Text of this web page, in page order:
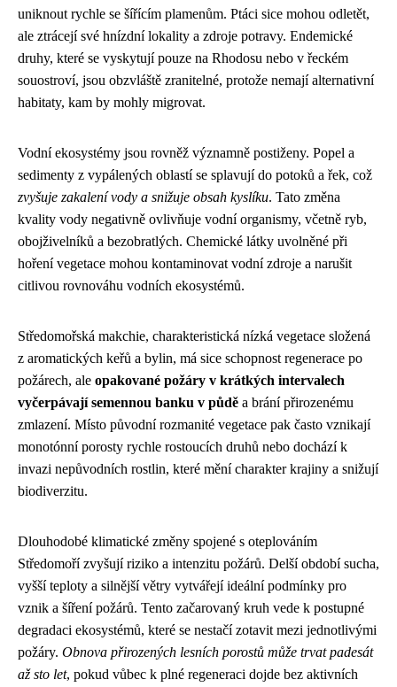
uniknout rychle se šířícím plamenům. Ptáci sice mohou odletět,
ale ztrácejí své hnízdní lokality a zdroje potravy. Endemické
druhy, které se vyskytují pouze na Rhodosu nebo v řeckém
souostroví, jsou obzvláště zranitelné, protože nemají alternativní
habitaty, kam by mohly migrovat.
Vodní ekosystémy jsou rovněž významně postiženy. Popel a
sedimenty z vypálených oblastí se splavují do potoků a řek, což
zvyšuje zakalení vody a snižuje obsah kyslíku. Tato změna
kvality vody negativně ovlivňuje vodní organismy, včetně ryb,
obojživelníků a bezobratlých. Chemické látky uvolněné při
hoření vegetace mohou kontaminovat vodní zdroje a narušit
citlivou rovnováhu vodních ekosystémů.
Středomořská makchie, charakteristická nízká vegetace složená
z aromatických keřů a bylin, má sice schopnost regenerace po
požárech, ale opakované požáry v krátkých intervalech
vyčerpávají semennou banku v půdě a brání přirozenému
zmlazení. Místo původní rozmanité vegetace pak často vznikají
monotónní porosty rychle rostoucích druhů nebo dochází k
invazi nepůvodních rostlin, které mění charakter krajiny a snižují
biodiverzitu.
Dlouhodobé klimatické změny spojené s oteplováním
Středomoří zvyšují riziko a intenzitu požárů. Delší období sucha,
vyšší teploty a silnější větry vytvářejí ideální podmínky pro
vznik a šíření požárů. Tento začarovaný kruh vede k postupné
degradaci ekosystémů, které se nestačí zotavit mezi jednotlivými
požáry. Obnova přirozených lesních porostů může trvat padesát
až sto let, pokud vůbec k plné regeneraci dojde bez aktivních